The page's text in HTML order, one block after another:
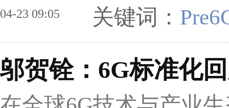
04-23 09:05 关键词：
邬贺铨：6G标准化